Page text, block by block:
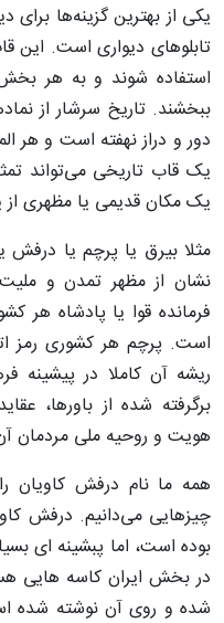
یکی از بهترین گزینه‌ها
تابلوهای دیواری است. این
استفاده شوند و به هر
ببخشند. تاریخ سرشار از
دور و دراز نهفته است و هر
یک قاب تاریخی می‌تواند
یک مکان قدیمی یا مظهری
مثلا بیرق یا پرچم یا
نشان از مظهر تمدن و
فرمانده قوا یا پادشاه هر
است. پرچم هر کشوری رمز
ریشه آن کاملا در پیشینه
برگرفته شده از باورها،
هویت و روحیه ملی مردمان
همه ما نام درفش کاویان
چیزهایی می‌دانیم. درفش
بوده است، اما پبشینه ای
در بخش ایران کاسه هایی